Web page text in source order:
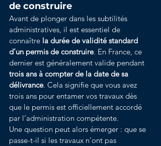
de construire
Avant de plonger dans les subtilités
administratives, il est essentiel de
connaître la durée de validité standard
d’un permis de construire. En France, ce
dernier est généralement valide pendant
trois ans à compter de la date de sa
délivrance. Cela signifie que vous avez
trois ans pour entamer vos travaux dès
que le permis est officiellement accordé
par l’administration compétente.
Une question peut alors émerger : que se
passe-t-il si les travaux n’ont pas